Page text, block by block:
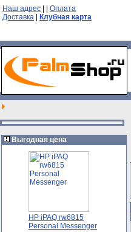
Наш адрес
Оплата
Доставка
Клубная карта
Выгодная цена
HP iPAQ rw6815
Personal Messenger